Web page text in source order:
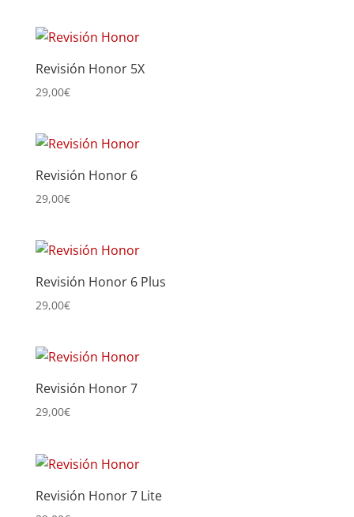
Revisión Honor 5X
29,00€
Revisión Honor 6
29,00€
Revisión Honor 6 Plus
29,00€
Revisión Honor 7
29,00€
Revisión Honor 7 Lite